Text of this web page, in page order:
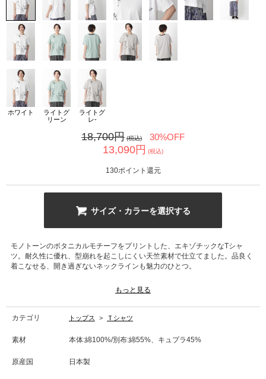
販サイト
ホワイト
ライトグ
リーン
ライトグ
レ-
18,700円 (税込) 30%OFF
13,090円 (税込)
130ポイント還元
サイズ・カラーを選択する
モノトーンのボタニカルモチーフをプリントした、エキゾチックなTシャ
ツ。耐久性に優れ、型崩れを起こしにくい天竺素材で仕立てました。品良く
着こなせる、開き過ぎないネックラインも魅力のひとつ。
もっと見る
カテゴリ トップス > Ｔシャツ
素材 本体:綿100%/別布:綿55%、キュプラ45%
原産国 日本製